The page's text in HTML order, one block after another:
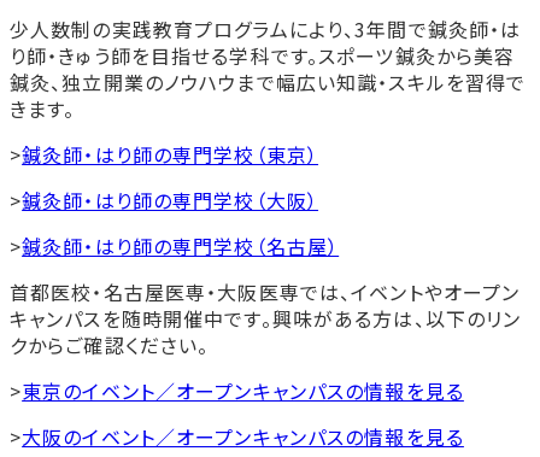
少人数制の実践教育プログラムにより、3年間で鍼灸師・は
り師・きゅう師を目指せる学科です。スポーツ鍼灸から美容
鍼灸、独立開業のノウハウまで幅広い知識・スキルを習得で
きます。
>鍼灸師・はり師の専門学校（東京）
>鍼灸師・はり師の専門学校（大阪）
>鍼灸師・はり師の専門学校（名古屋）
首都医校・名古屋医専・大阪医専では、イベントやオープン
キャンパスを随時開催中です。興味がある方は、以下のリン
クからご確認ください。
>東京のイベント／オープンキャンパスの情報を見る
>大阪のイベント／オープンキャンパスの情報を見る